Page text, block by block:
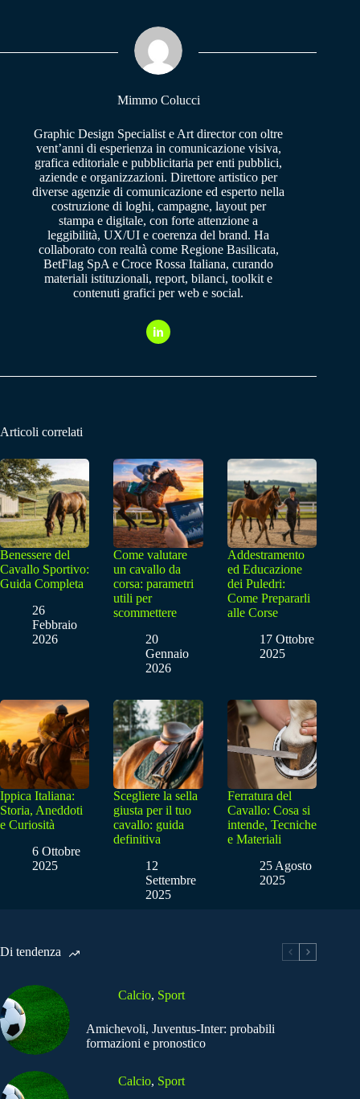
pp m
Mimmo Colucci
Graphic Design Specialist e Art director con oltre
vent’anni di esperienza in comunicazione visiva,
grafica editoriale e pubblicitaria per enti pubblici,
aziende e organizzazioni. Direttore artistico per
diverse agenzie di comunicazione ed esperto nella
costruzione di loghi, campagne, layout per
stampa e digitale, con forte attenzione a
leggibilità, UX/UI e coerenza del brand. Ha
collaborato con realtà come Regione Basilicata,
BetFlag SpA e Croce Rossa Italiana, curando
materiali istituzionali, report, bilanci, toolkit e
contenuti grafici per web e social.
Articoli correlati
Benessere del
Cavallo Sportivo:
Guida Completa
26
Febbraio
2026
Come valutare
un cavallo da
corsa: parametri
utili per
scommettere
20
Gennaio
2026
Addestramento
ed Educazione
dei Puledri:
Come Prepararli
alle Corse
17 Ottobre
2025
Ippica Italiana:
Storia, Aneddoti
e Curiosità
6 Ottobre
2025
Scegliere la sella
giusta per il tuo
cavallo: guida
definitiva
12
Settembre
2025
Ferratura del
Cavallo: Cosa si
intende, Tecniche
e Materiali
25 Agosto
2025
Di tendenza
Calcio, Sport
Amichevoli, Juventus-Inter: probabili
formazioni e pronostico
Calcio, Sport